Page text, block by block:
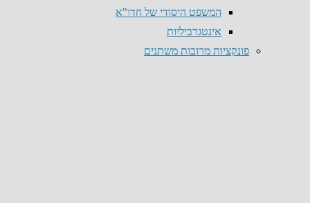
המשפט היסודי של חדו"א
אינטגרביליות
פונקציות מרובות משתנים